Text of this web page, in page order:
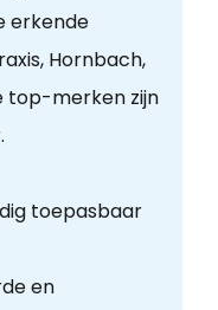
erkende
Hornbach,
top-merken zijn
toepasbaar
en